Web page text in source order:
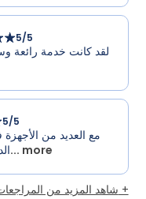
5/5
لقد كانت خدمة رائعة
5/5
... more
شاهد المزيد من المراجعات +